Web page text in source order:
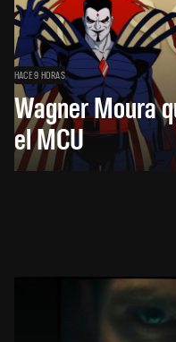
HACE 9 HORAS
Wagner Moura
el MCU